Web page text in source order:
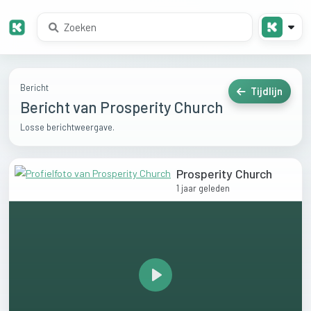
Bericht
Bericht van Prosperity Church
Losse berichtweergave.
Tijdlijn
Prosperity Church
1 jaar geleden
Play